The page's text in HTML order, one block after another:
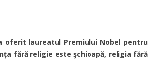
oferit laureatul Premiului Nobel pentru
fără religie este şchioapă, religia fără